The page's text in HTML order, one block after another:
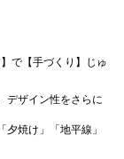
で【手づくり】じゅ
デザイン性をさらに
焼け」「地平線」